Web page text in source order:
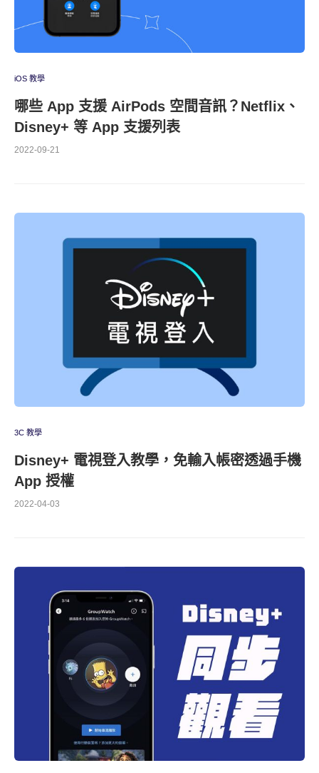
iOS 教學
哪些 App 支援 AirPods 空間音訊？Netflix、
Disney+ 等 App 支援列表
2022-09-21
3C 教學
Disney+ 電視登入教學，免輸入帳密透過手機
App 授權
2022-04-03